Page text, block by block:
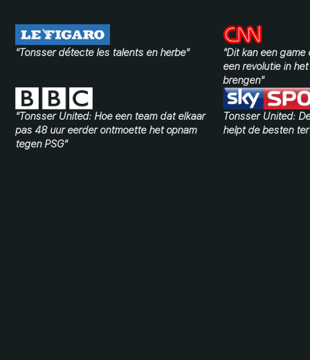
"Tonsser détecte les talents en herbe"
"Dit kan een game
een revolutie in
brengen"
"Tonsser United: Hoe een team dat elkaar
pas 48 uur eerder ontmoette het opnam
tegen PSG"
Tonsser United:
helpt de besten